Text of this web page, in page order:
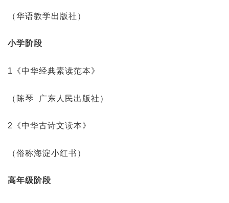
（华语教学出版社）
小学阶段
1《中华经典素读范本》
（陈琴 广东人民出版社）
2《中华古诗文读本》
（俗称海淀小红书）
高年级阶段